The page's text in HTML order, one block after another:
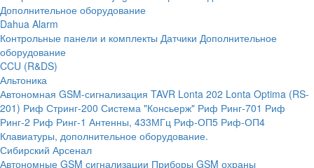
Дополнительное оборудование
Dahua Alarm
Контрольные панели и комплекты Датчики Дополнительное
оборудование
CCU (R&DS)
Альтоника
Автономная GSM-сигнализация TAVR Lonta 202 Lonta Optima (RS-
201) Риф Стринг-200 Система "Консьерж" Риф Ринг-701 Риф
Ринг-2 Риф Ринг-1 Антенны, 433МГц Риф-ОП5 Риф-ОП4
Клавиатуры, дополнительное оборудование.
Сибирский Арсенал
Автономные GSM сигнализации Приборы GSM охраны